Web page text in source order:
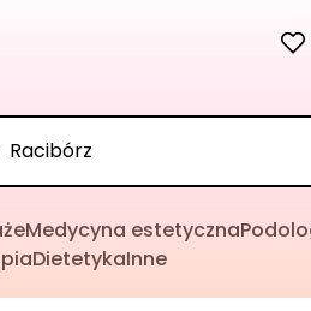
Medycyna estetyczna
DietetykaInne